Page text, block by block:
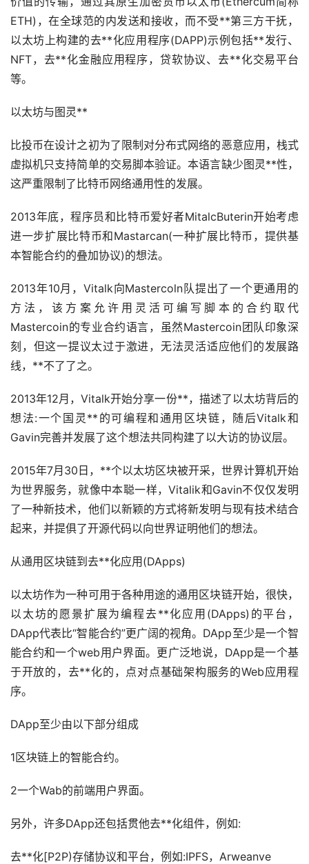
ETH)，在全球范的内发送和接收，而不受**第三方干抚，
以太坊上构建的去**化应用程序(DAPP)示例包括**发行、
NFT，去**化金融应用程序，贷软协议、去**化交易平台
等。
以太坊与图灵**
比投币在设计之初为了限制对分布式网络的恶意应用，栈式
虚拟机只支持简单的交易脚本验证。本语言缺少图灵**性，
这严重限制了比特币网络通用性的发展。
2013年底，程序员和比特币爱好者MitalcButerin开始考虑
进一步扩展比特币和Mastarcan(一种扩展比特币，提供基
本智能合约的叠加协议)的想法。
2013年10月，Vitalk向Mastercoln队提出了一个更通用的
方法，该方案允许用灵活可编写脚本的合约取代
Mastercoin的专业合约语言，虽然Mastercoin团队印象深
刻，但这一提议太过于激进，无法灵活适应他们的发展路
线，**不了了之。
2013年12月，Vitalk开始分享一份**，描述了以太坊背后的
想法:一个国灵**的可编程和通用 区块链 ，随后Vitalk和
Gavin完善并发展了这个想法共同构建了以大访的协议层。
2015年7月30日，**个以太坊区块被开采，世界计算机开始
为世界服务，就像中本聪一样，Vitalik和Gavin不仅仅发明
了一种新技术，他们以新颖的方式将新发明与现有技术结合
起来，并提俱了开源代码以向世界证明他们的想法。
从通用区块链到去**化应用(DApps)
以太坊作为一种可用于各种用途的通用区块链开始，很快，
以太坊的愿景扩展为编程去**化应用(DApps)的平台，
DApp代表比“智能合约”更广阔的视角。DApp至少是一个智
能合约和一个web用户界面。更广泛地说，DApp是一个基
于开放的，去**化的，点对点基础架构服务的Web应用程
序。
DApp至少由以下部分组成
1区块链上的智能合约。
2一个Wab的前端用户界面。
另外，许多DApp还包括贯他去**化组件，例如:
去**化[P2P)存储协议和平台，例如:IPFS，Arweanve